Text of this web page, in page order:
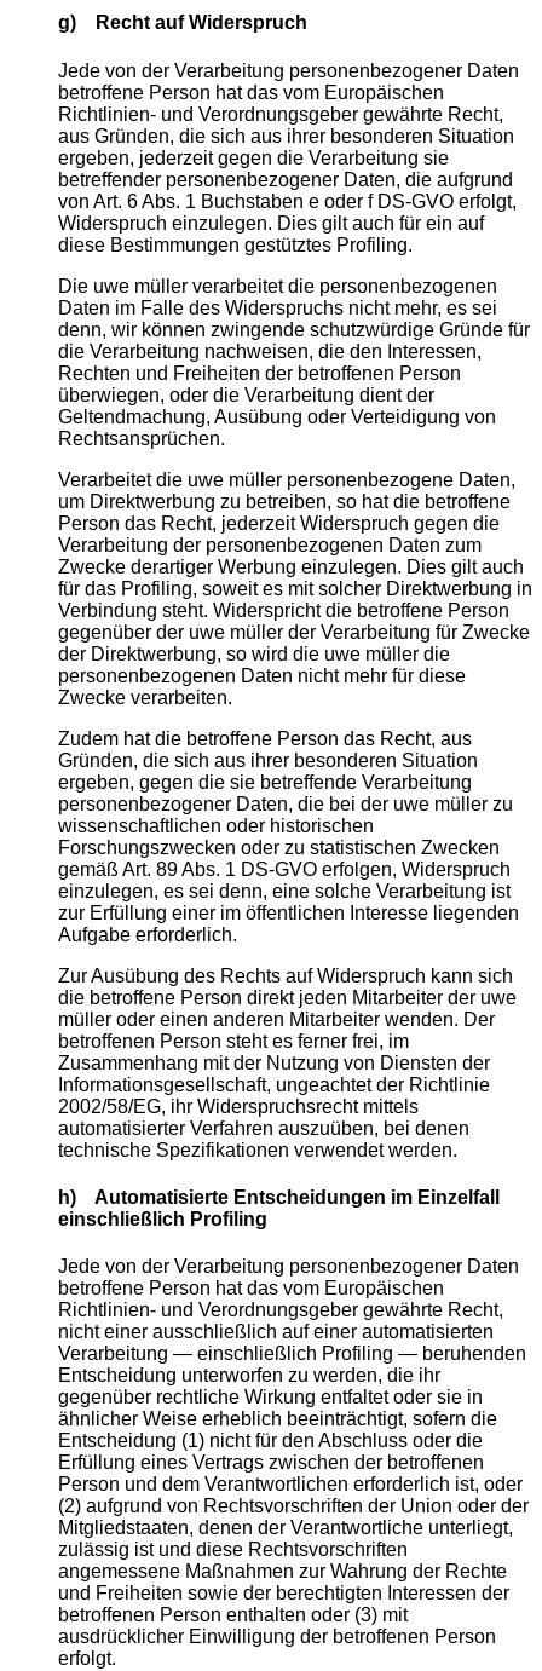
g) Recht auf Widerspruch
Jede von der Verarbeitung personenbezogener Daten
betroffene Person hat das vom Europäischen
Richtlinien- und Verordnungsgeber gewährte Recht,
aus Gründen, die sich aus ihrer besonderen Situation
ergeben, jederzeit gegen die Verarbeitung sie
betreffender personenbezogener Daten, die aufgrund
von Art. 6 Abs. 1 Buchstaben e oder f DS-GVO erfolgt,
Widerspruch einzulegen. Dies gilt auch für ein auf
diese Bestimmungen gestütztes Profiling.
Die uwe müller verarbeitet die personenbezogenen
Daten im Falle des Widerspruchs nicht mehr, es sei
denn, wir können zwingende schutzwürdige Gründe für
die Verarbeitung nachweisen, die den Interessen,
Rechten und Freiheiten der betroffenen Person
überwiegen, oder die Verarbeitung dient der
Geltendmachung, Ausübung oder Verteidigung von
Rechtsansprüchen.
Verarbeitet die uwe müller personenbezogene Daten,
um Direktwerbung zu betreiben, so hat die betroffene
Person das Recht, jederzeit Widerspruch gegen die
Verarbeitung der personenbezogenen Daten zum
Zwecke derartiger Werbung einzulegen. Dies gilt auch
für das Profiling, soweit es mit solcher Direktwerbung in
Verbindung steht. Widerspricht die betroffene Person
gegenüber der uwe müller der Verarbeitung für Zwecke
der Direktwerbung, so wird die uwe müller die
personenbezogenen Daten nicht mehr für diese
Zwecke verarbeiten.
Zudem hat die betroffene Person das Recht, aus
Gründen, die sich aus ihrer besonderen Situation
ergeben, gegen die sie betreffende Verarbeitung
personenbezogener Daten, die bei der uwe müller zu
wissenschaftlichen oder historischen
Forschungszwecken oder zu statistischen Zwecken
gemäß Art. 89 Abs. 1 DS-GVO erfolgen, Widerspruch
einzulegen, es sei denn, eine solche Verarbeitung ist
zur Erfüllung einer im öffentlichen Interesse liegenden
Aufgabe erforderlich.
Zur Ausübung des Rechts auf Widerspruch kann sich
die betroffene Person direkt jeden Mitarbeiter der uwe
müller oder einen anderen Mitarbeiter wenden. Der
betroffenen Person steht es ferner frei, im
Zusammenhang mit der Nutzung von Diensten der
Informationsgesellschaft, ungeachtet der Richtlinie
2002/58/EG, ihr Widerspruchsrecht mittels
automatisierter Verfahren auszuüben, bei denen
technische Spezifikationen verwendet werden.
h) Automatisierte Entscheidungen im Einzelfall
einschließlich Profiling
Jede von der Verarbeitung personenbezogener Daten
betroffene Person hat das vom Europäischen
Richtlinien- und Verordnungsgeber gewährte Recht,
nicht einer ausschließlich auf einer automatisierten
Verarbeitung — einschließlich Profiling — beruhenden
Entscheidung unterworfen zu werden, die ihr
gegenüber rechtliche Wirkung entfaltet oder sie in
ähnlicher Weise erheblich beeinträchtigt, sofern die
Entscheidung (1) nicht für den Abschluss oder die
Erfüllung eines Vertrags zwischen der betroffenen
Person und dem Verantwortlichen erforderlich ist, oder
(2) aufgrund von Rechtsvorschriften der Union oder der
Mitgliedstaaten, denen der Verantwortliche unterliegt,
zulässig ist und diese Rechtsvorschriften
angemessene Maßnahmen zur Wahrung der Rechte
und Freiheiten sowie der berechtigten Interessen der
betroffenen Person enthalten oder (3) mit
ausdrücklicher Einwilligung der betroffenen Person
erfolgt.